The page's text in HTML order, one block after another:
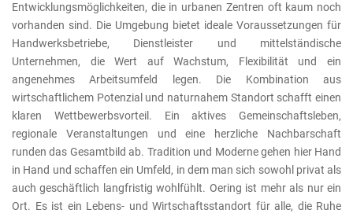
Entwicklungsmöglichkeiten, die in urbanen Zentren oft kaum noch
vorhanden sind. Die Umgebung bietet ideale Voraussetzungen für
Handwerksbetriebe, Dienstleister und mittelständische
Unternehmen, die Wert auf Wachstum, Flexibilität und ein
angenehmes Arbeitsumfeld legen. Die Kombination aus
wirtschaftlichem Potenzial und naturnahem Standort schafft einen
klaren Wettbewerbsvorteil. Ein aktives Gemeinschaftsleben,
regionale Veranstaltungen und eine herzliche Nachbarschaft
runden das Gesamtbild ab. Tradition und Moderne gehen hier Hand
in Hand und schaffen ein Umfeld, in dem man sich sowohl privat als
auch geschäftlich langfristig wohlfühlt. Oering ist mehr als nur ein
Ort. Es ist ein Lebens- und Wirtschaftsstandort für alle, die Ruhe